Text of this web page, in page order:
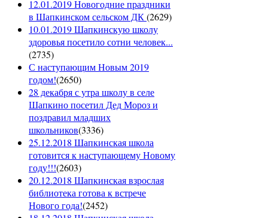
12.01.2019 Новогодние праздники
в Шапкинском сельском ДК(2629)
10.01.2019 Шапкинскую школу
здоровья посетило сотни человек...
(2735)
С наступающим Новым 2019
годом!(2650)
28 декабря с утра школу в селе
Шапкино посетил Дед Мороз и
поздравил младших
школьников(3336)
25.12.2018 Шапкинская школа
готовится к наступающему Новому
году!!!(2603)
20.12.2018 Шапкинская взрослая
библиотека готова к встрече
Нового года!(2452)